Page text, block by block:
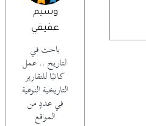
وسيم
عفيفي
باحث في
التاريخ .. عمل
كاتبًا للتقارير
التاريخية النوعية
في عددٍ من
المواقع